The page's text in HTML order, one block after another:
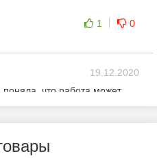
1 0
19.12.2020
поняла, что работа может
боди. Очень рада